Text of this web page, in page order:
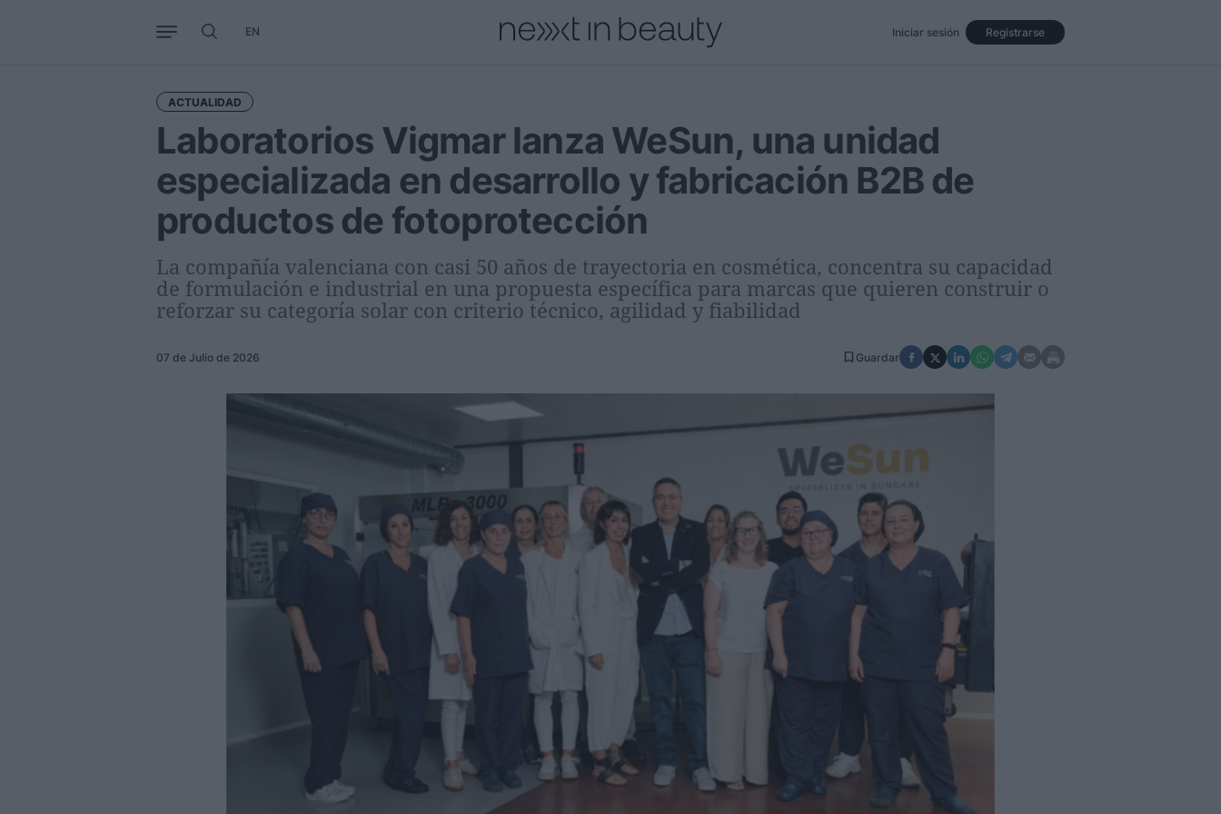
Registrarse
Iniciar sesión
EN
ACTUALIDAD
Laboratorios Vigmar lanza WeSun, una unidad
especializada en desarrollo y fabricación B2B de
productos de fotoprotección
La compañía valenciana con casi 50 años de trayectoria en cosmética, concentra su capacidad
de formulación e industrial en una propuesta específica para marcas que quieren construir o
reforzar su categoría solar con criterio técnico, agilidad y fiabilidad
07 de Julio de 2026 Guardar